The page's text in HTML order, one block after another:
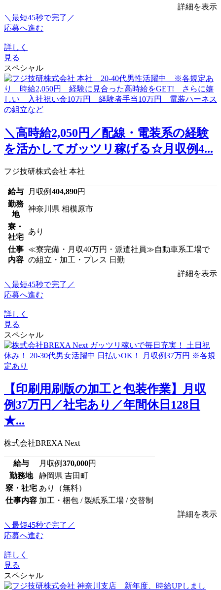
詳細を表示
＼最短45秒で完了／
応募へ進む
詳しく
見る
スペシャル
＼高時給2,050円／配線・電装系の経験
を活かしてガッツリ稼げる☆月収例4...
フジ技研株式会社 本社
給与 月収例 404,890円
勤務
地
神奈川県 相模原市
寮・
社宅
あり
仕事
内容
≪寮完備・月収40万円・派遣社員≫自動車系工場で
の組立・加工・プレス 日勤
詳細を表示
＼最短45秒で完了／
応募へ進む
詳しく
見る
スペシャル
【印刷用刷版の加工と包装作業】月収
例37万円／社宅あり／年間休日128日
★...
株式会社BREXA Next
給与 月収例 370,000円
勤務地
静岡県 吉田町
寮・社宅 あり（無料）
仕事内容 加工・梱包 / 製紙系工場 / 交替制
詳細を表示
＼最短45秒で完了／
応募へ進む
詳しく
見る
スペシャル